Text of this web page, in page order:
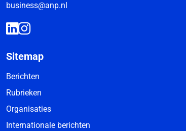
business@anp.nl
Sitemap
Berichten
Rubrieken
Organisaties
Internationale berichten